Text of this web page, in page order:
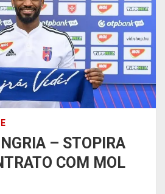
– STOPIRA
COM MOL